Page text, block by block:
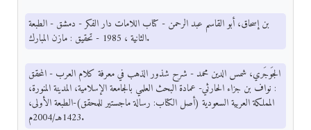
بن إسحاق، أبو القاسم عبد الرحمن - كتاب اللامات دار الفكر - دمشق - الطبعة
الثانية ، 1985 - تحقيق : مازن المبارك.
الجَوجَري، شمس الدين محمد - شرح شذور الذهب في معرفة كلام العرب - المحقق
: نواف بن جزاء الحارثي- عمادة البحث العلمي بالجامعة الإسلامية، المدينة المنورة،
المملكة العربية السعودية (أصل الكتاب: رسالة ماجستير للمحقق)-الطبعة الأولى،
1423هـ/2004م.